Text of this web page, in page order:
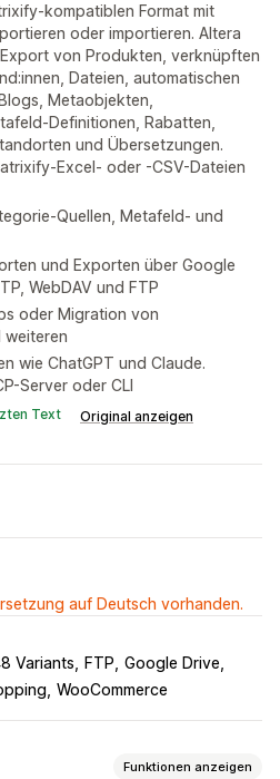
kompatiblen Format mit
oder importieren. Altera
von Produkten, verknüpften
Dateien, automatischen
Metaobjekten,
Definitionen, Rabatten,
und Übersetzungen.
Excel- oder -CSV-Dateien
Quellen, Metafeld- und
und Exporten über Google
WebDAV und FTP
oder Migration von
weiteren
wie ChatGPT und Claude.
Server oder CLI
Text Original anzeigen
auf Deutsch vorhanden.
Variants FTP Google Drive
WooCommerce
Funktionen anzeigen